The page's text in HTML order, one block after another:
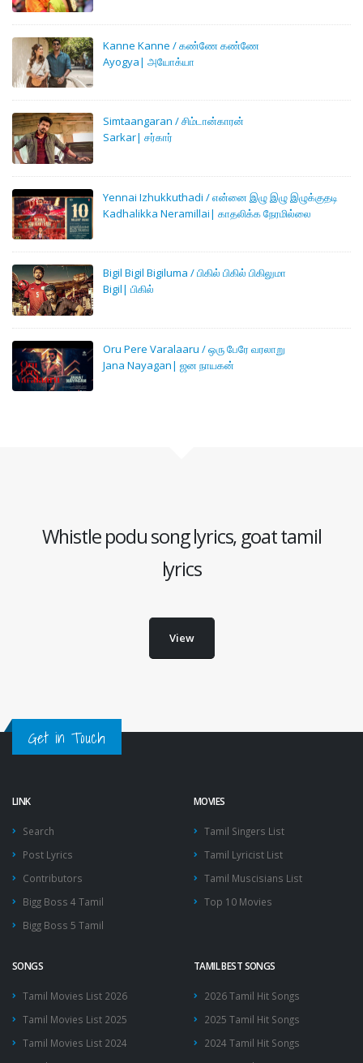
Kanne Kanne / கண்ணே கண்ணே
Ayogya| அயோக்யா
Simtaangaran / சிம்டான்காரன்
Sarkar| சர்கார்
Yennai Izhukkuthadi / என்னை இழு இழு இழுக்குதடி
Kadhalikka Neramillai| காதலிக்க நேரமில்லை
Bigil Bigil Bigiluma / பிகில் பிகில் பிகிலுமா
Bigil| பிகில்
Oru Pere Varalaaru / ஒரு பேரே வரலாறு
Jana Nayagan| ஜன நாயகன்
Whistle podu song lyrics, goat tamil
lyrics
View
Get in Touch
LINK
Search
Post Lyrics
Contributors
Bigg Boss 4 Tamil
Bigg Boss 5 Tamil
MOVIES
Tamil Singers List
Tamil Lyricist List
Tamil Muscisians List
Top 10 Movies
SONGS
Tamil Movies List 2026
Tamil Movies List 2025
Tamil Movies List 2024
TAMIL BEST SONGS
2026 Tamil Hit Songs
2025 Tamil Hit Songs
2024 Tamil Hit Songs